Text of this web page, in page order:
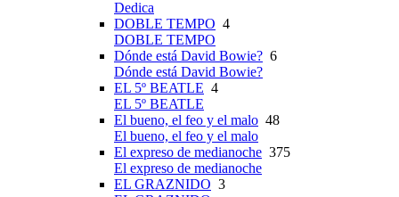
Dedica
DOBLE TEMPO 4
DOBLE TEMPO
Dónde está David Bowie? 6
Dónde está David Bowie?
EL 5º BEATLE 4
EL 5º BEATLE
El bueno, el feo y el malo 48
El bueno, el feo y el malo
El expreso de medianoche 375
El expreso de medianoche
EL GRAZNIDO 3